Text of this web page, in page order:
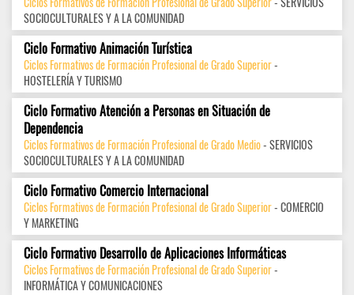
SOCIOCULTURALES Y A LA COMUNIDAD
Ciclo Formativo Animación Turística
Ciclos Formativos de Formación Profesional de Grado Superior-
HOSTELERÍA Y TURISMO
Ciclo Formativo Atención a Personas en Situación de
Dependencia
Ciclos Formativos de Formación Profesional de Grado Medio- SERVICIOS
SOCIOCULTURALES Y A LA COMUNIDAD
Ciclo Formativo Comercio Internacional
Ciclos Formativos de Formación Profesional de Grado Superior- COMERCIO
Y MARKETING
Ciclo Formativo Desarrollo de Aplicaciones Informáticas
Ciclos Formativos de Formación Profesional de Grado Superior-
INFORMÁTICA Y COMUNICACIONES